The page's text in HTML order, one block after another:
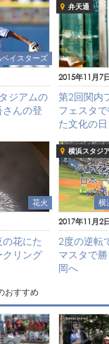
イスターズ
ジアムの
んの登
弁天通
2015年11月7
第2回関内
フェスタ
た文化の日
花火
花にた
リング
横浜スタジ
横
2017年11月2
2度の逆転
マスタで
岡へ
おすすめ